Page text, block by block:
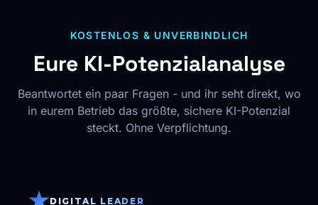
KOSTENLOS & UNVERBINDLICH
Eure KI-Potenzialanalyse
Beantwortet ein paar Fragen - und ihr seht direkt, wo
in eurem Betrieb das größte, sichere KI-Potenzial
steckt. Ohne Verpflichtung.